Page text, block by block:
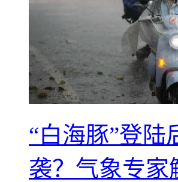
“白海豚”登陆
袭？气象专家